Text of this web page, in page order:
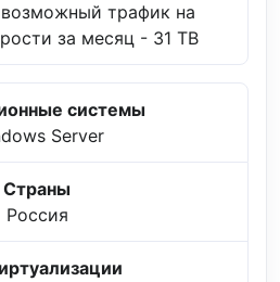
трафик на
за месяц - 31 TB
системы
Server
Страны
Россия